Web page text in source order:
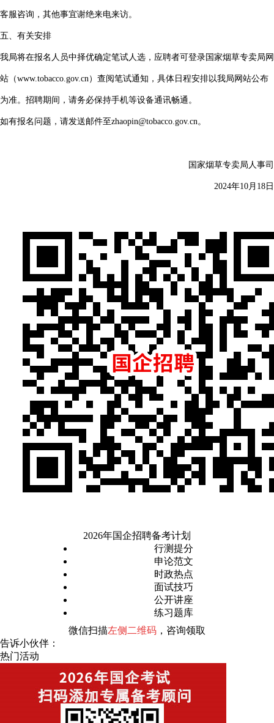
客服咨询，其他事宜谢绝来电来访。
五、有关安排
我局将在报名人员中择优确定笔试人选，应聘者可登录国家烟草专卖局网
站（www.tobacco.gov.cn）查阅笔试通知，具体日程安排以我局网站公布
为准。招聘期间，请务必保持手机等设备通讯畅通。
如有报名问题，请发送邮件至zhaopin@tobacco.gov.cn。
国家烟草专卖局人事司
2024年10月18日
2026年国企招聘备考计划
行测提分
申论范文
时政热点
面试技巧
公开讲座
练习题库
微信扫描左侧二维码 ，咨询领取
告诉小伙伴：
热门活动